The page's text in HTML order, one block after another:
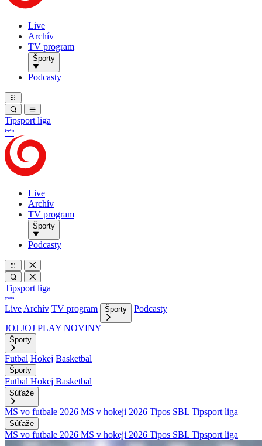
Live
Archív
TV program
Športy
Podcasty
Tipsport liga
Live
Archív
TV program
Športy
Podcasty
Tipsport liga
Live Archív TV program Športy
Podcasty
JOJ JOJ PLAY NOVINY
Športy
Futbal Hokej Basketbal
Športy
Futbal Hokej Basketbal
Súťaže
MS vo futbale 2026 MS v hokeji 2026 Tipos SBL Tipsport liga
Súťaže
MS vo futbale 2026 MS v hokeji 2026 Tipos SBL Tipsport liga